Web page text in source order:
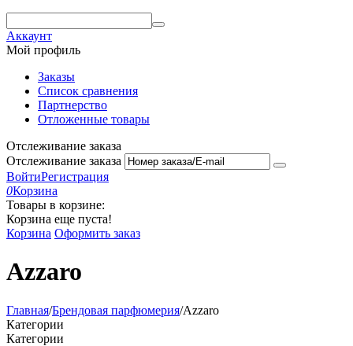
Аккаунт
Мой профиль
Заказы
Список сравнения
Партнерство
Отложенные товары
Отслеживание заказа
Отслеживание заказа
ВойтиРегистрация
0Корзина
Товары в корзине:
Корзина еще пуста!
Корзина Оформить заказ
Azzaro
Главная/Брендовая парфюмерия/Azzaro
Категории
Категории